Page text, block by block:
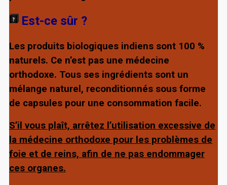
Est-ce sûr ?
Les produits biologiques indiens sont 100 %
naturels. Ce n’est pas une médecine
orthodoxe. Tous ses ingrédients sont un
mélange naturel, reconditionnés sous forme
de capsules pour une consommation facile.
S’il vous plaît, arrêtez l’utilisation excessive de
la médecine orthodoxe pour les problèmes de
foie et de reins, afin de ne pas endommager
ces organes.